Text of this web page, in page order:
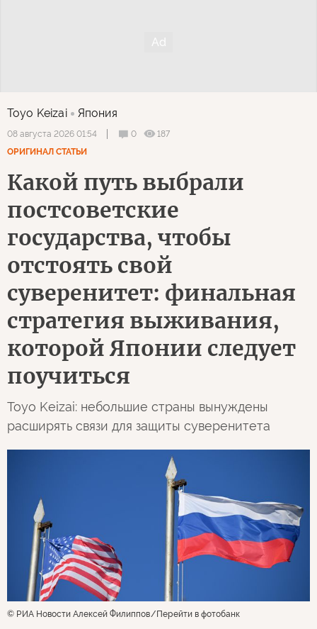
Toyo Keizai Япония
08 августа 2026 01:54 0
187
ОРИГИНАЛ СТАТЬИ
Какой путь выбрали
постсоветские
государства, чтобы
отстоять свой
суверенитет: финальная
стратегия выживания,
которой Японии следует
поучиться
Toyo Keizai: небольшие страны вынуждены
расширять связи для защиты суверенитета
© РИА Новости Алексей Филиппов Перейти в фотобанк